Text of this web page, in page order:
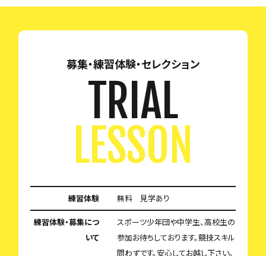
募集・練習体験・セレクション
TRIAL
LESSON
練習体験 無料 見学あり
練習体験・募集につ
いて
スポーツ少年団や中学生、高校生の
参加お待ちしております。競技スキル
問わずです。安心してお越し下さい。